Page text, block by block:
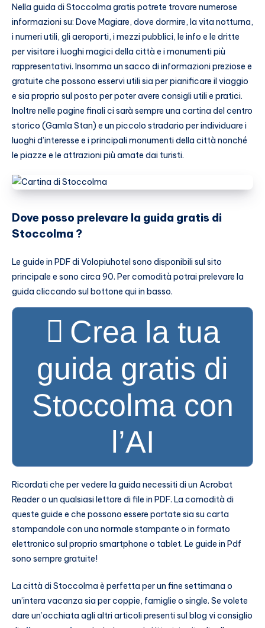
Nella guida di Stoccolma gratis potrete trovare numerose
informazioni su: Dove Magiare, dove dormire, la vita notturna,
i numeri utili, gli aeroporti, i mezzi pubblici, le info e le dritte
per visitare i luoghi magici della città e i monumenti più
rappresentativi. Insomma un sacco di informazioni preziose e
gratuite che possono esservi utili sia per pianificare il viaggio
e sia proprio sul posto per poter avere consigli utili e pratici.
Inoltre nelle pagine finali ci sarà sempre una cartina del centro
storico (Gamla Stan) e un piccolo stradario per individuare i
luoghi d’interesse e i principali monumenti della città nonché
le piazze e le attrazioni più amate dai turisti.
Dove posso prelevare la guida gratis di
Stoccolma ?
Le guide in PDF di Volopiuhotel sono disponibili sul sito
principale e sono circa 90. Per comodità potrai prelevare la
guida cliccando sul bottone qui in basso.
Crea la tua
guida gratis di
Stoccolma con
l’AI
Ricordati che per vedere la guida necessiti di un Acrobat
Reader o un qualsiasi lettore di file in PDF. La comodità di
queste guide e che possono essere portate sia su carta
stampandole con una normale stampante o in formato
elettronico sul proprio smartphone o tablet. Le guide in Pdf
sono sempre gratuite!
La città di Stoccolma è perfetta per un fine settimana o
un’intera vacanza sia per coppie, famiglie o single. Se volete
dare un’occhiata agli altri articoli presenti sul blog vi consiglio